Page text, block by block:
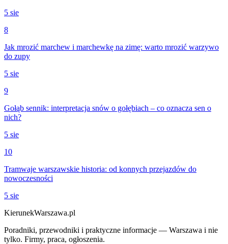
5 sie
8
Jak mrozić marchew i marchewkę na zimę: warto mrozić warzywo
do zupy
5 sie
9
Gołąb sennik: interpretacja snów o gołębiach – co oznacza sen o
nich?
5 sie
10
Tramwaje warszawskie historia: od konnych przejazdów do
nowoczesności
5 sie
KierunekWarszawa.pl
Poradniki, przewodniki i praktyczne informacje — Warszawa i nie
tylko. Firmy, praca, ogłoszenia.